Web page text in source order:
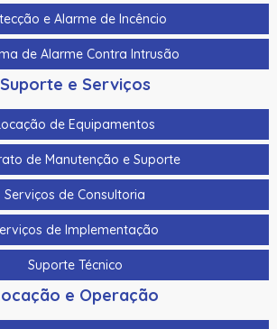
e Alarme de Incêncio
de Alarme Contra Intrusão
Suporte e Serviços
de Equipamentos
de Manutenção e Suporte
Serviços de Consultoria
de Implementação
Suporte Técnico
e Operação